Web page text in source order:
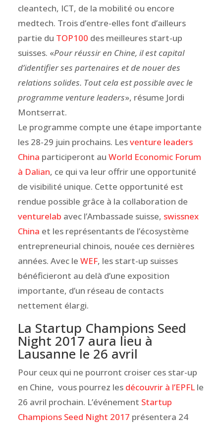
cleantech, ICT, de la mobilité ou encore
medtech. Trois d’entre-elles font d’ailleurs
partie du TOP100 des meilleures start-up
suisses. «Pour réussir en Chine, il est capital
d’identifier ses partenaires et de nouer des
relations solides. Tout cela est possible avec le
programme venture leaders», résume Jordi
Montserrat.
Le programme compte une étape importante
les 28-29 juin prochains. Lesventure leaders
China participeront au World Economic Forum
à Dalian, ce qui va leur offrir une opportunité
de visibilité unique. Cette opportunité est
rendue possible grâce à la collaboration de
venturelab avec l’Ambassade suisse, swissnex
China et les représentants de l’écosystème
entrepreneurial chinois, nouée ces dernières
années. Avec le WEF, les start-up suisses
bénéficieront au delà d’une exposition
importante, d’un réseau de contacts
nettement élargi.
La Startup Champions Seed
Night 2017 aura lieu à
Lausanne le 26 avril
Pour ceux qui ne pourront croiser ces star-up
en Chine, vous pourrez les découvrir à l’EPFLle
26 avril prochain. L’événement Startup
Champions Seed Night 2017 présentera 24